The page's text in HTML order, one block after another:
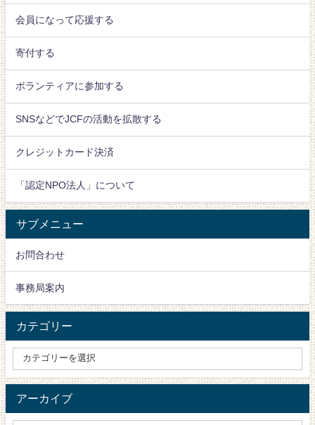
会員になって応援する
寄付する
ボランティアに参加する
SNSなどでJCFの活動を拡散する
クレジットカード決済
「認定NPO法人」について
サブメニュー
お問合わせ
事務局案内
カテゴリー
アーカイブ